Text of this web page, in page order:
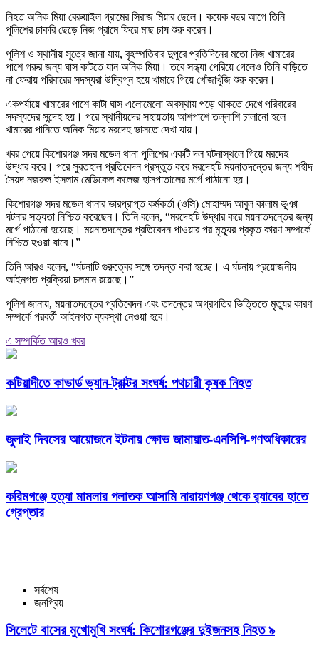
নিহত অনিক মিয়া বেরুয়াইল গ্রামের সিরাজ মিয়ার ছেলে। কয়েক বছর আগে তিনি
পুলিশের চাকরি ছেড়ে নিজ গ্রামে ফিরে মাছ চাষ শুরু করেন।
পুলিশ ও স্থানীয় সূত্রে জানা যায়, বৃহস্পতিবার দুপুরে প্রতিদিনের মতো নিজ খামারের
পাশে গরুর জন্য ঘাস কাটতে যান অনিক মিয়া। তবে সন্ধ্যা পেরিয়ে গেলেও তিনি বাড়িতে
না ফেরায় পরিবারের সদস্যরা উদ্বিগ্ন হয়ে খামারে গিয়ে খোঁজাখুঁজি শুরু করেন।
একপর্যায়ে খামারের পাশে কাটা ঘাস এলোমেলো অবস্থায় পড়ে থাকতে দেখে পরিবারের
সদস্যদের সন্দেহ হয়। পরে স্থানীয়দের সহায়তায় আশপাশে তল্লাশি চালানো হলে
খামারের পানিতে অনিক মিয়ার মরদেহ ভাসতে দেখা যায়।
খবর পেয়ে কিশোরগঞ্জ সদর মডেল থানা পুলিশের একটি দল ঘটনাস্থলে গিয়ে মরদেহ
উদ্ধার করে। পরে সুরতহাল প্রতিবেদন প্রস্তুত করে মরদেহটি ময়নাতদন্তের জন্য শহীদ
সৈয়দ নজরুল ইসলাম মেডিকেল কলেজ হাসপাতালের মর্গে পাঠানো হয়।
কিশোরগঞ্জ সদর মডেল থানার ভারপ্রাপ্ত কর্মকর্তা (ওসি) মোহাম্মদ আবুল কালাম ভূঞা
ঘটনার সত্যতা নিশ্চিত করেছেন। তিনি বলেন, “মরদেহটি উদ্ধার করে ময়নাতদন্তের জন্য
মর্গে পাঠানো হয়েছে। ময়নাতদন্তের প্রতিবেদন পাওয়ার পর মৃত্যুর প্রকৃত কারণ সম্পর্কে
নিশ্চিত হওয়া যাবে।”
তিনি আরও বলেন, “ঘটনাটি গুরুত্বের সঙ্গে তদন্ত করা হচ্ছে। এ ঘটনায় প্রয়োজনীয়
আইনগত প্রক্রিয়া চলমান রয়েছে।”
পুলিশ জানায়, ময়নাতদন্তের প্রতিবেদন এবং তদন্তের অগ্রগতির ভিত্তিতে মৃত্যুর কারণ
সম্পর্কে পরবর্তী আইনগত ব্যবস্থা নেওয়া হবে।
এ সম্পর্কিত আরও খবর
কটিয়াদীতে কাভার্ড ভ্যান-ট্রাক্টর সংঘর্ষ: পথচারী কৃষক নিহত
জুলাই দিবসের আয়োজনে ইটনায় ক্ষোভ জামায়াত-এনসিপি-গণঅধিকারের
করিমগঞ্জে হত্যা মামলার পলাতক আসামি নারায়ণগঞ্জ থেকে র‌্যাবের হাতে
গ্রেপ্তার
সর্বশেষ
জনপ্রিয়
সিলেটে বাসের মুখোমুখি সংঘর্ষ: কিশোরগঞ্জের দুইজনসহ নিহত ৯